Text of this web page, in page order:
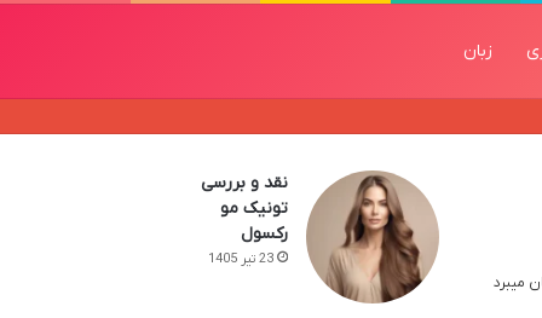
زبان
نقد و بررسی
تونیک مو
رکسول
23 تیر 1405